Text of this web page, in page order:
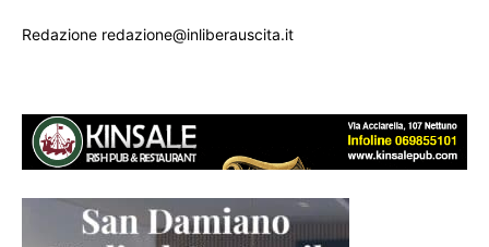
Redazione redazione@inliberauscita.it